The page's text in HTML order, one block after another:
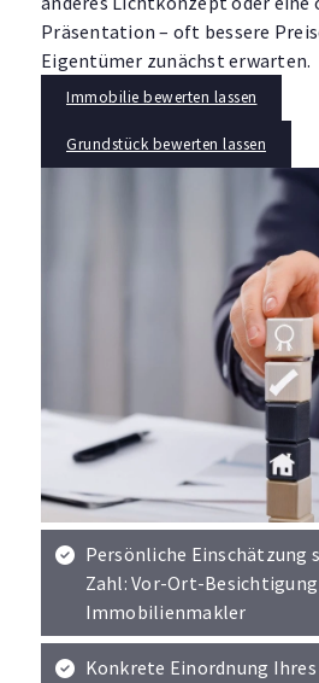
Präsentation – oft bessere
Eigentümer zunächst erwarten.
Immobilie bewerten lassen
Grundstück bewerten lassen
Persönliche
Zahl: Vor-Ort-
Immobilienmakler
Konkrete Einordnung